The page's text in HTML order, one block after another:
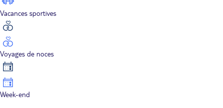
Vacances sportives
Voyages de noces
Week-end